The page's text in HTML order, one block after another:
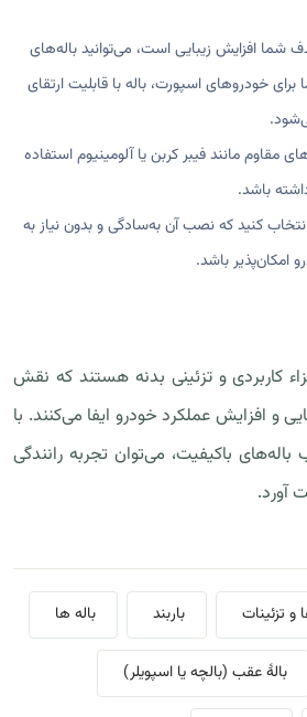
شما افزایش زیبایی است، می‌توانید باله‌های
برای خودروهای اسپورت، باله با قابلیت ارتقای
مقاوم مانند فیبر کربن یا آلومینیوم استفاده
باشد.
انتخاب کنید که نصب آن به‌سادگی و بدون نیاز به
امکان‌پذیر باشد.
کاربردی و تزئینی بدنه هستند که نقش
و افزایش عملکرد خودرو ایفا می‌کنند. با
باکیفیت، می‌توان تجربه رانندگی
آورد.
تزئینات باربند باله ها
بالهٔ عقب (بالچه یا اسپویلر)